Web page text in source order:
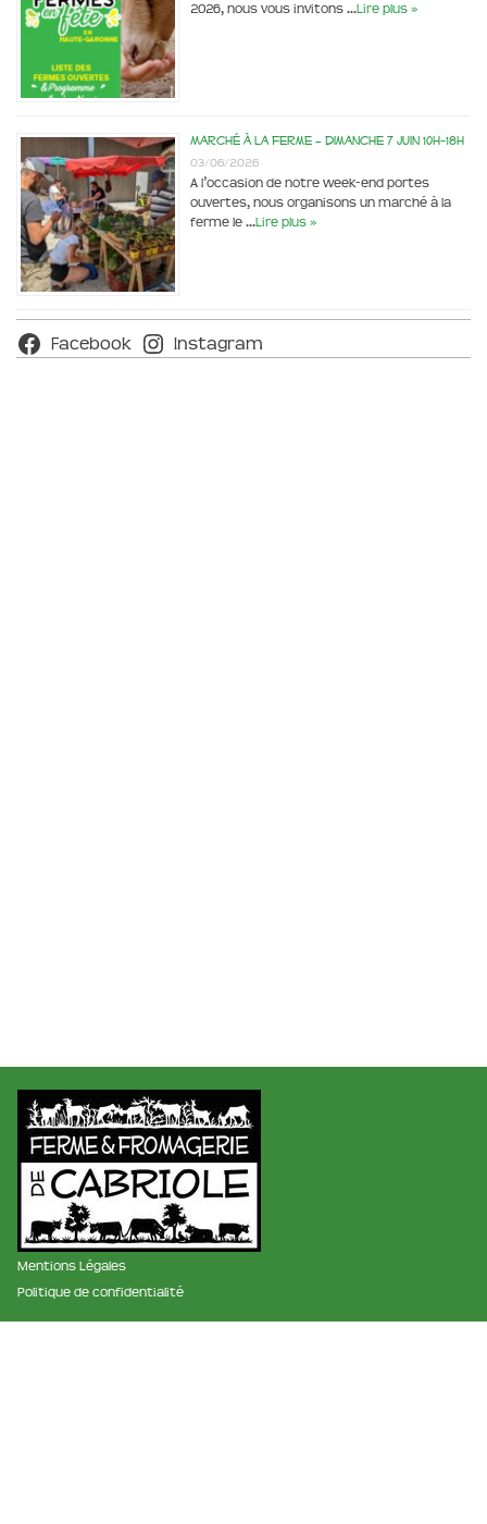
2026, nous vous invitons …Lire plus »
Marché à la ferme – dimanche 7 juin 10h-18h
03/06/2026
A l’occasion de notre week-end portes
ouvertes, nous organisons un marché à la
ferme le …Lire plus »
Facebook Instagram
Mentions Légales
Politique de confidentialité